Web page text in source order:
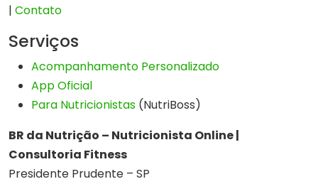
| Contato
Serviços
Acompanhamento Personalizado
App Oficial
Para Nutricionistas (NutriBoss)
BR da Nutrição – Nutricionista Online |
Consultoria Fitness
Presidente Prudente – SP